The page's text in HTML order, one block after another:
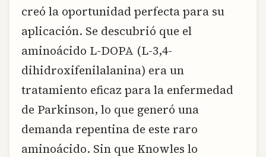
creó la oportunidad perfecta para su
aplicación. Se descubrió que el
aminoácido L-DOPA (L-3,4-
dihidroxifenilalanina) era un
tratamiento eficaz para la enfermedad
de Parkinson, lo que generó una
demanda repentina de este raro
aminoácido. Sin que Knowles lo